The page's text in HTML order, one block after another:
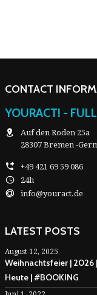
CONTACT
YOURACT! -
Auf den Roden 25a
28307 Bremen -
+49 421 69 59 086
24h
info@youract.de
LATEST POSTS
August 12, 2025
Weihnachtsfeier |
Heute | #BOOKING